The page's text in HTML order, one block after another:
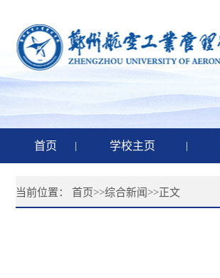
首页 | 学校主页 |
当前位置： 首页>>综合新闻>>正文